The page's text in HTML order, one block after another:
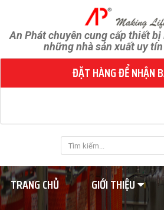
An Phát chuyên cung cấp thiết bị
những nhà sản xuất uy
ĐẶT HÀNG ĐỂ NHẬN
TRANG CHỦ GIỚI THIỆU